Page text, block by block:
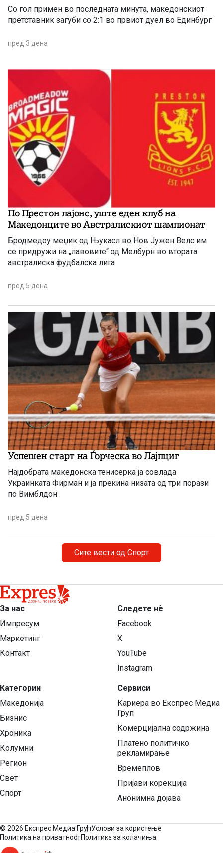
Со гол примен во последната минута, македонскиот
претставник загуби со 2:1 во првиот дуел во Единбург
пред 3 дена
По Престон лајонс, уште еден клуб на
Македонците во Австралискиот шампионат
Бродмедоу меџик од Њукасл во Нов Јужен Велс им
се придружи на „лавовите“ од Мелбурн во втората
австралиска фудбалска лига
пред 5 дена
Успешен старт на Ѓорческа во Лајпциг
Најдобрата македонска тенисерка ја совлада
Украинката Фирман и ја прекина низата од три порази
по Вимблдон
пред 5 дена
Сите вести од Спорт
За нас
Импресум
Маркетинг
Контакт
Категории
Македонија
Бизнис
Хроника
Колумни
Регион
Свет
Спорт
Следете нѐ
Facebook
X
YouTube
Instagram
Сервиси
Кариера во Експрес Медиа
Груп
Комерцијална содржина
Платено политичко
рекламирање
Времеплов
Пријави корекција
Анонимна дојава
© 2026 Експрес Медиа ГрупУслови за користење
Политика на приватностПолитика за колачиња